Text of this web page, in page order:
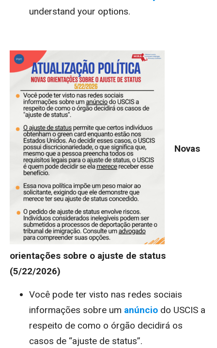
understand your options.
Novas
orientações sobre o ajuste de status
(5/22/2026)
Você pode ter visto nas redes sociais
informações sobre um anúncio do USCIS a
respeito de como o órgão decidirá os
casos de “ajuste de status”.